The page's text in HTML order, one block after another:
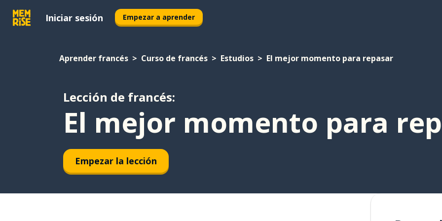
Iniciar sesión Empezar a aprender
Aprender francés Curso de francés Estudios El mejor momento para repasar
Lección de francés:
El mejor momento para
Empezar la lección